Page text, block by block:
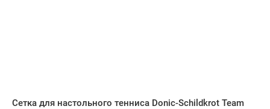
Сетка для настольного тенниса Donic-Schildkrot Team